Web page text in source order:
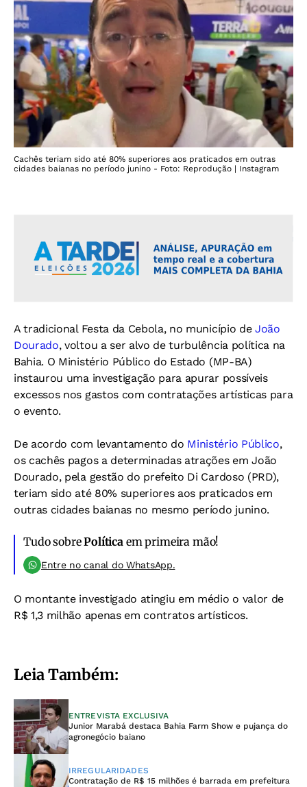
Cachês teriam sido até 80% superiores aos praticados em outras
cidades baianas no período junino - Foto: Reprodução | Instagram
A tradicional Festa da Cebola, no município de João
Dourado, voltou a ser alvo de turbulência política na
Bahia. O Ministério Público do Estado (MP-BA)
instaurou uma investigação para apurar possíveis
excessos nos gastos com contratações artísticas para
o evento.
De acordo com levantamento do Ministério Público,
os cachês pagos a determinadas atrações em João
Dourado, pela gestão do prefeito Di Cardoso (PRD),
teriam sido até 80% superiores aos praticados em
outras cidades baianas no mesmo período junino.
Tudo sobrePolítica em primeira mão!
Entre no canal do WhatsApp.
O montante investigado atingiu em médio o valor de
R$ 1,3 milhão apenas em contratos artísticos.
Leia Também:
ENTREVISTA EXCLUSIVA
Junior Marabá destaca Bahia Farm Show e pujança do
agronegócio baiano
IRREGULARIDADES
Contratação de R$ 15 milhões é barrada em prefeitura